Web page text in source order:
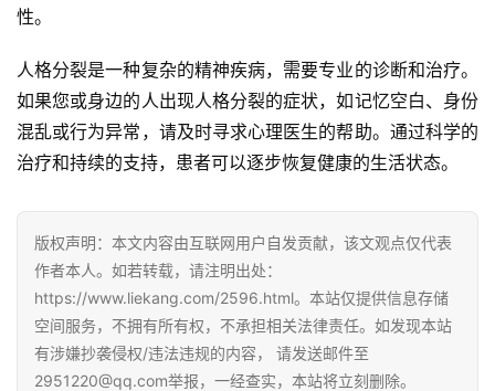
性。
人格分裂是一种复杂的精神疾病，需要专业的诊断和治疗。
如果您或身边的人出现人格分裂的症状，如记忆空白、身份
混乱或行为异常，请及时寻求心理医生的帮助。通过科学的
治疗和持续的支持，患者可以逐步恢复健康的生活状态。
版权声明：本文内容由互联网用户自发贡献，该文观点仅代表
作者本人。如若转载，请注明出处：
https://www.liekang.com/2596.html。本站仅提供信息存储
空间服务，不拥有所有权，不承担相关法律责任。如发现本站
有涉嫌抄袭侵权/违法违规的内容， 请发送邮件至
2951220@qq.com举报，一经查实，本站将立刻删除。